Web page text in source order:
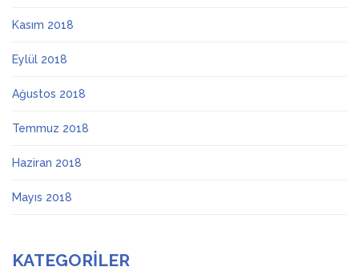
Kasım 2018
Eylül 2018
Ağustos 2018
Temmuz 2018
Haziran 2018
Mayıs 2018
KATEGORILER